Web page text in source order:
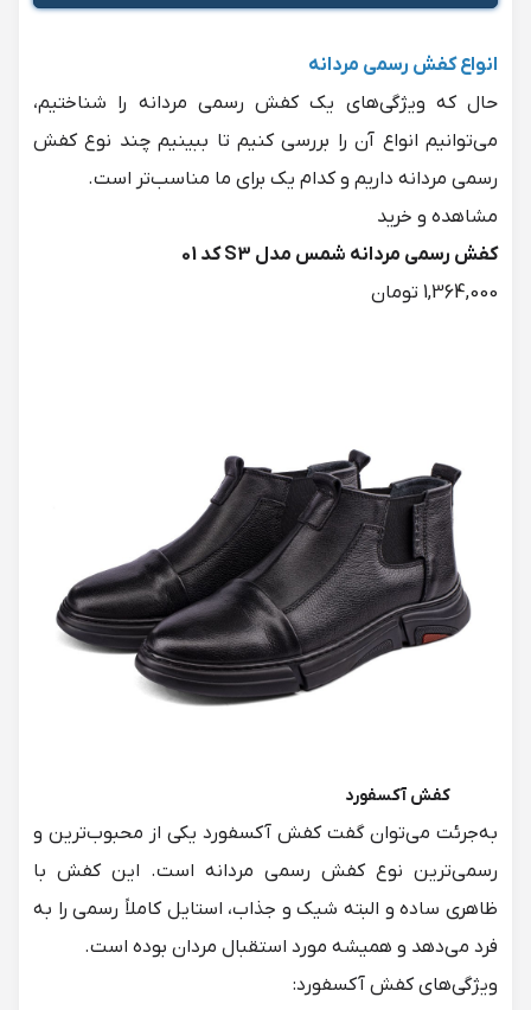
انواع کفش رسمی مردانه
حال که ویژگی‌های یک کفش رسمی مردانه را شناختیم،
می‌توانیم انواع آن را بررسی کنیم تا ببینیم چند نوع کفش
رسمی مردانه داریم و کدام یک برای ما مناسب‌تر است.
کفش رسمی مردانه شمس مدل S3 کد 01
1,364,000 تومان
کفش آکسفورد
به‌جرئت می‌توان گفت کفش آکسفورد یکی از محبوب‌ترین و
رسمی‌ترین نوع کفش رسمی مردانه است. این کفش با
ظاهری ساده و البته شیک و جذاب، استایل کاملاً رسمی را به
فرد می‌دهد و همیشه مورد استقبال مردان بوده است.
ویژگی‌های کفش آکسفورد: